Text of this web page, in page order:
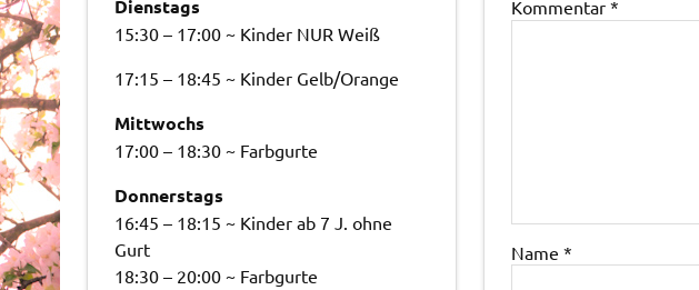
Kommentar *
Name *
Dienstags
15:30 – 17:00 ~ Kinder NUR Weiß
17:15 – 18:45 ~ Kinder Gelb/Orange
Mittwochs
17:00 – 18:30 ~ Farbgurte
Donnerstags
16:45 – 18:15 ~ Kinder ab 7 J. ohne
Gurt
18:30 – 20:00 ~ Farbgurte